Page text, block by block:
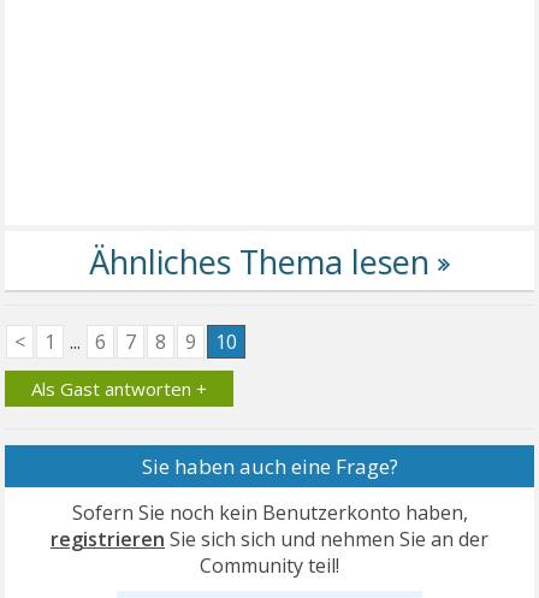
< 1 ... 6 7 8 9 10
Als Gast antworten +
Sie haben auch eine Frage?
Sofern Sie noch kein Benutzerkonto haben,
registrieren Sie sich sich und nehmen Sie an der
Community teil!